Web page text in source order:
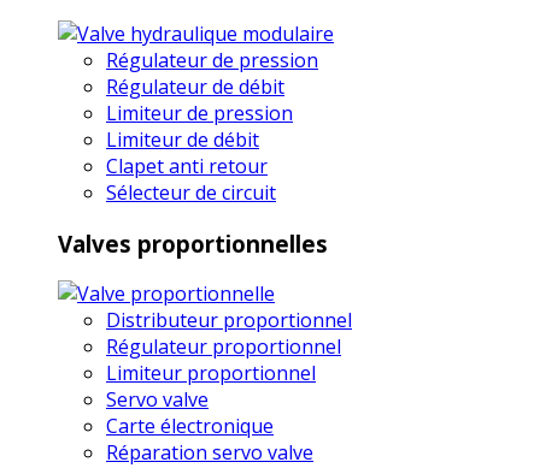
Régulateur de pression
Régulateur de débit
Limiteur de pression
Limiteur de débit
Clapet anti retour
Sélecteur de circuit
Valves proportionnelles
Distributeur proportionnel
Régulateur proportionnel
Limiteur proportionnel
Servo valve
Carte électronique
Réparation servo valve